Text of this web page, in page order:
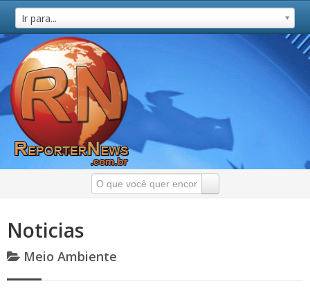
Ir para...
Noticias
Meio Ambiente